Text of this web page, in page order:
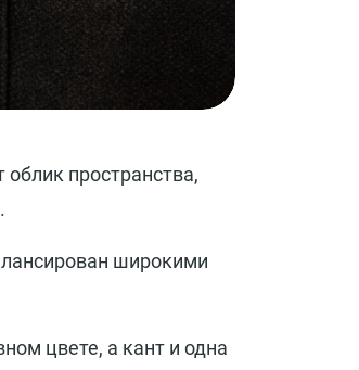
пространства,
широкими
цвете, а кант и одна